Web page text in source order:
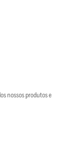
nossos produtos e